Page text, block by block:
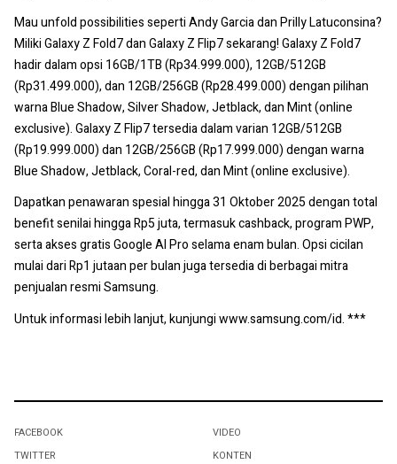
Mau unfold possibilities seperti Andy Garcia dan Prilly Latuconsina?
Miliki Galaxy Z Fold7 dan Galaxy Z Flip7 sekarang! Galaxy Z Fold7
hadir dalam opsi 16GB/1TB (Rp34.999.000), 12GB/512GB
(Rp31.499.000), dan 12GB/256GB (Rp28.499.000) dengan pilihan
warna Blue Shadow, Silver Shadow, Jetblack, dan Mint (online
exclusive). Galaxy Z Flip7 tersedia dalam varian 12GB/512GB
(Rp19.999.000) dan 12GB/256GB (Rp17.999.000) dengan warna
Blue Shadow, Jetblack, Coral-red, dan Mint (online exclusive).
Dapatkan penawaran spesial hingga 31 Oktober 2025 dengan total
benefit senilai hingga Rp5 juta, termasuk cashback, program PWP,
serta akses gratis Google AI Pro selama enam bulan. Opsi cicilan
mulai dari Rp1 jutaan per bulan juga tersedia di berbagai mitra
penjualan resmi Samsung.
Untuk informasi lebih lanjut, kunjungi www.samsung.com/id. ***
FACEBOOK
TWITTER
VIDEO
KONTEN